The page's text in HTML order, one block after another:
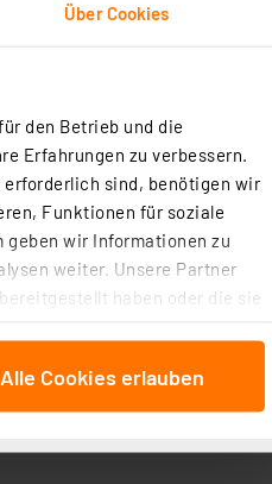
Über Cookies
den Betrieb und die
Erfahrungen zu verbessern.
erforderlich sind, benötigen wir
Funktionen für soziale
geben wir Informationen zu
weiter. Unsere Partner
haben oder die sie
(Art. 6
ist durch Klick auf den
„Cookie Einstellungen“
Alle Cookies erlauben
Die aktuelle Betriebsart
Zur Vermeidung
eingebaut und
per Bluetooth möglich.
(0–50 V, 0–5 A,